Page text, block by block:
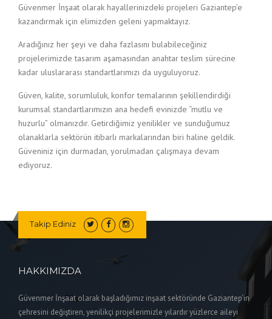
Güvenmer İnşaat olarak hayallerinizdeki projeleri Gaziantep’e
kazandırmak için elimizden geleni yapmaktayız.
Aradığınız her şeyi ve daha fazlasını bulabileceğiniz
projelerimizde tasarım aşamasından anahtar teslim sürecine
kadar uluslararası standartlarımızı da uyguluyoruz.
Güven, kalite, sorumluluk, konfor temalarının şekillendirdiği
kurumsal standartlarımızın ana hedefi evinizde “mutlu ve
huzurlu” olmanızdır. Getirdiğimiz yenilikler ve sunduğumuz
olanaklarla sektörün itibarlı markalarından biri haline geldik.
Güveniniz için durmadan, yorulmadan çalışmaya devam
ediyoruz.
Takip Ediniz
HAKKIMIZDA
Güvenmer İnşaat olarak başladığımız inşaat sektöründe Gaziantep’in
çehresini değiştiren, yenilikçi projelerimizle yılardır yüzlerce aileyi